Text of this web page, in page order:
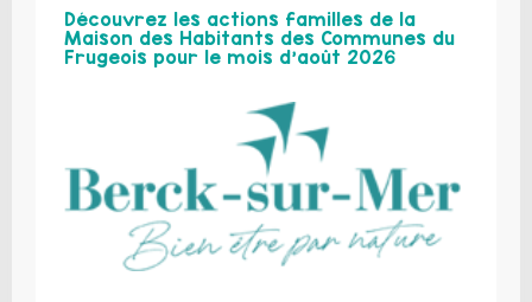
Découvrez les actions familles de la
Maison des Habitants des Communes du
Frugeois pour le mois d’août 2026